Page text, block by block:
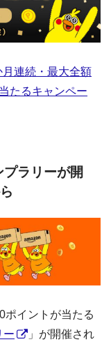
月連続・最大全額
たるキャンペー
ラリーが開
ポイントが当たる
ー
」が開催され